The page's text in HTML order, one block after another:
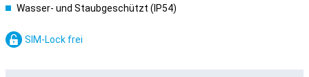
Wasser- und Staubgeschützt (IP54)
SIM-Lock frei